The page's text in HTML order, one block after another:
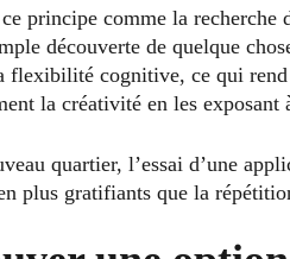
principe comme la recherche
découverte de quelque
flexibilité cognitive, ce qui
la créativité en les exposant
quartier, l’essai d’une
plus gratifiants que la